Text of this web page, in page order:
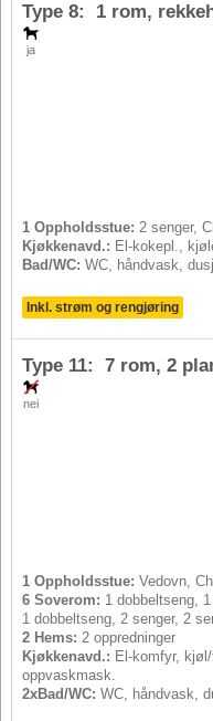
ja
Type 8: 1 rom,
1 Oppholdsstue: 2 senger,
Kjøkkenavd.: El-kokepl.,
Bad/WC: WC, håndvask,
Inkl. strøm og rengjøring
nei
Type 11: 7 rom, 2
1 Oppholdsstue: Vedovn,
6 Soverom: 1 dobbeltseng,
1 dobbeltseng, 2 senger, 2
2 Hems: 2 oppredninger
Kjøkkenavd.: El-komfyr,
oppvaskmask.
2xBad/WC: WC, håndvask,